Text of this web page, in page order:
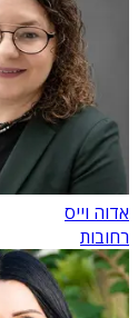
אדוה וייס
רחובות